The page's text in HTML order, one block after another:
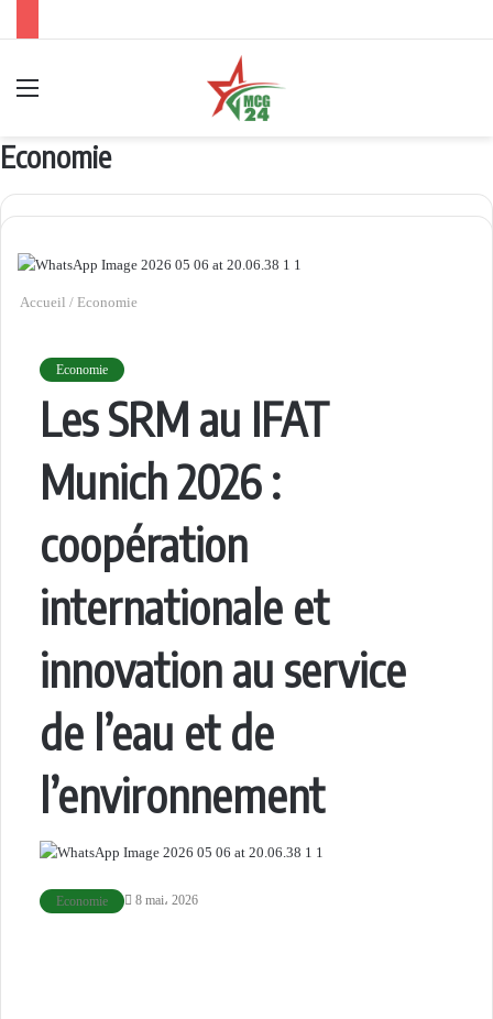
Economie
Accueil / Economie
Economie
Les SRM au IFAT
Munich 2026 :
coopération
internationale et
innovation au service
de l’eau et de
l’environnement
Economie 8 mai، 2026